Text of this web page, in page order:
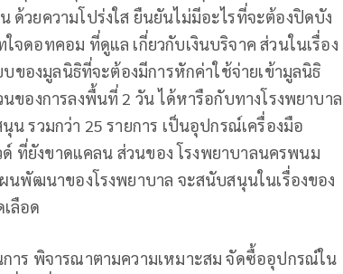
วยความโปร่งใส ยืนยันไม่มีอะไรที่จะต้องปิดบัง
จดอทคอม ที่ดูแล เกี่ยวกับเงินบริจาค ส่วนในเรื่อง
ของมูลนิธิที่จะต้องมีการหักค่าใช้จ่ายเข้ามูลนิธิ
ของการลงพื้นที่ 2 วัน ได้หารือกับทางโรงพยาบาล
รวมกว่า 25 รายการ เป็นอุปกรณ์เครื่องมือ
ด์ ที่ยังขาดแคลน ส่วนของ โรงพยาบาลนครพนม
นพัฒนาของโรงพยาบาล จะสนับสนุนในเรื่องของ
ลือด
าร พิจารณาตามความเหมาะสม จัดซื้ออุปกรณ์ใน